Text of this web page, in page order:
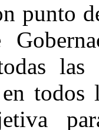
punto